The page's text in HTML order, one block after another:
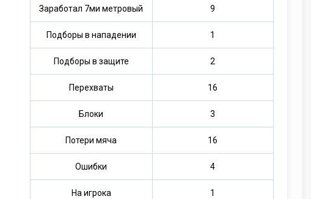
Заработал 7ми метровый 9
Подборы в нападении 1
Подборы в защите 2
Перехваты 16
Блоки 3
Потери мяча 16
Ошибки 4
На игрока 1